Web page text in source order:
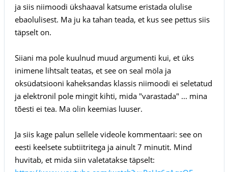
ja siis niimoodi ükshaaval katsume eristada olulise
ebaolulisest. Ma ju ka tahan teada, et kus see pettus siis
täpselt on.
Siiani ma pole kuulnud muud argumenti kui, et üks
inimene lihtsalt teatas, et see on seal möla ja
oksüdatsiooni kaheksandas klassis niimoodi ei seletatud
ja elektronil pole mingit kihti, mida "varastada" ... mina
tõesti ei tea. Ma olin keemias luuser.
Ja siis kage palun sellele videole kommentaari: see on
eesti keelsete subtiitritega ja ainult 7 minutit. Mind
huvitab, et mida siin valetatakse täpselt: